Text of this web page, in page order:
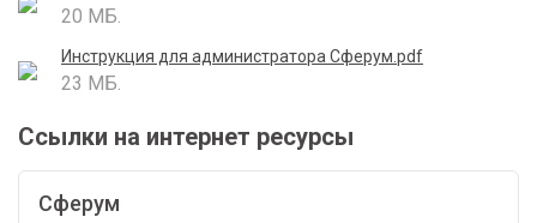
20 МБ.
Инструкция для администратора Сферум.pdf
23 МБ.
Ссылки на интернет ресурсы
Сферум